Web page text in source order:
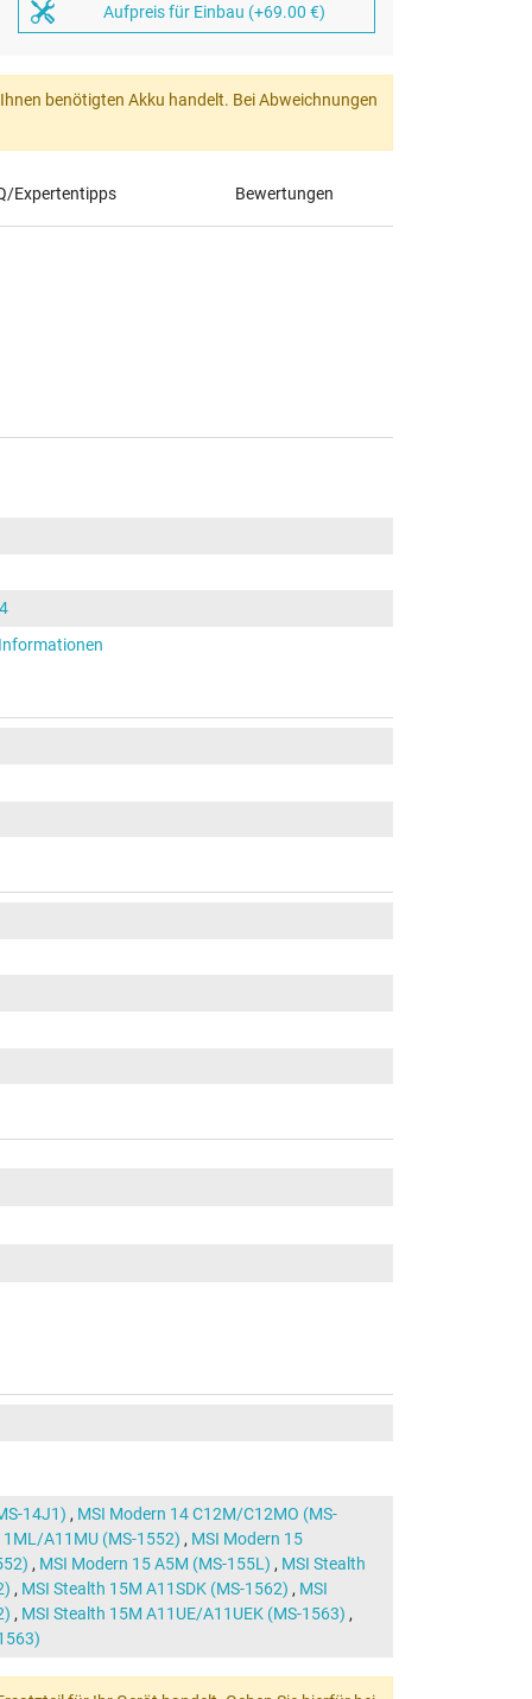
Aufpreis für Einbau (+69.00 €)
benötigten Akku handelt. Bei Abweichnungen
Expertentipps Bewertungen
14J1) , MSI Modern 14 C12M/C12MO (MS-
A11MU (MS-1552) , MSI Modern 15
, MSI Modern 15 A5M (MS-155L) , MSI Stealth
, MSI Stealth 15M A11SDK (MS-1562) , MSI
, MSI Stealth 15M A11UE/A11UEK (MS-1563) ,